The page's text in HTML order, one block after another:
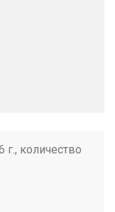
количество